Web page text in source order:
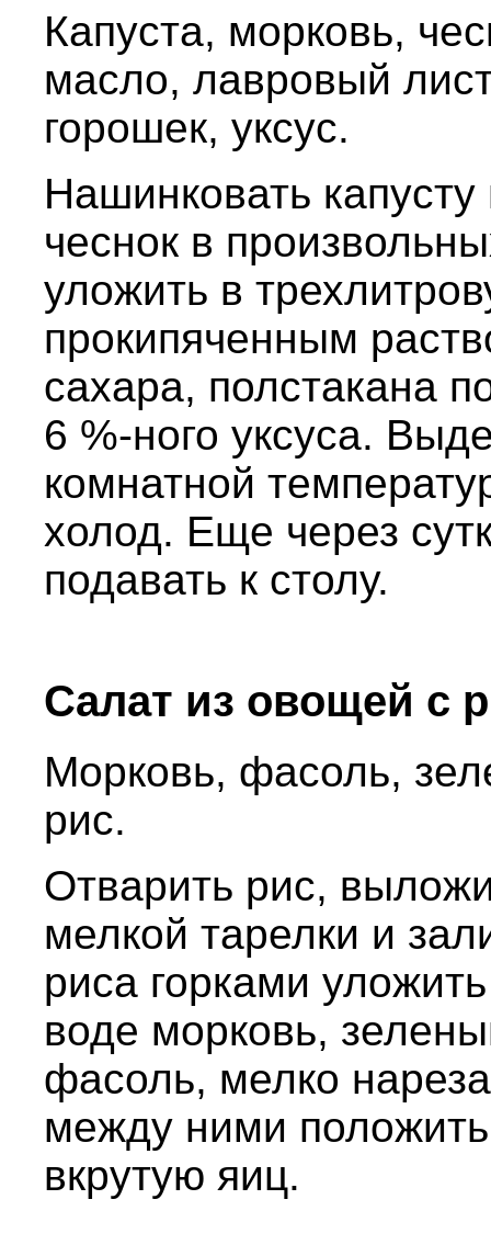
Капуста, морковь,
масло, лавровый
горошек, уксус.
Нашинковать
чеснок в
уложить в
прокипяченным
сахара, полстакана
6 %-ного уксуса.
комнатной
холод. Еще через
подавать к столу.
Салат из овощей с
Морковь, фасоль,
рис.
Отварить рис,
мелкой тарелки и
риса горками
воде морковь,
фасоль, мелко
между ними
вкрутую яиц.